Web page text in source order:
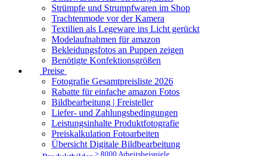
Strümpfe und Strumpfwaren im Shop
Trachtenmode vor der Kamera
Textilien als Legeware ins Licht gerückt
Modelaufnahmen für amazon
Bekleidungsfotos an Puppen zeigen
Benötigte Konfektionsgrößen
Preise
Fotografie Gesamtpreisliste 2026
Rabatte für einfache amazon Fotos
Bildbearbeitung | Freisteller
Liefer- und Zahlungsbedingungen
Leistungsinhalte Produktfotografie
Preiskalkulation Fotoarbeiten
Übersicht Digitale Bildbearbeitung
> 8000 Arbeitsbeispiele